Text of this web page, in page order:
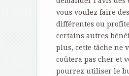
vous voulez faire
différentes ou
certains autres
plus, cette tâche ne
coûtera pas cher et
pourrez utiliser le